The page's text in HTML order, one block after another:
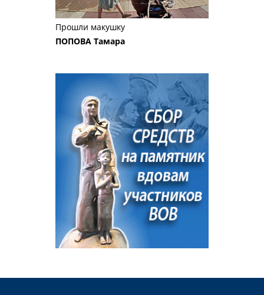
Прошли макушку
ПОПОВА Тамара